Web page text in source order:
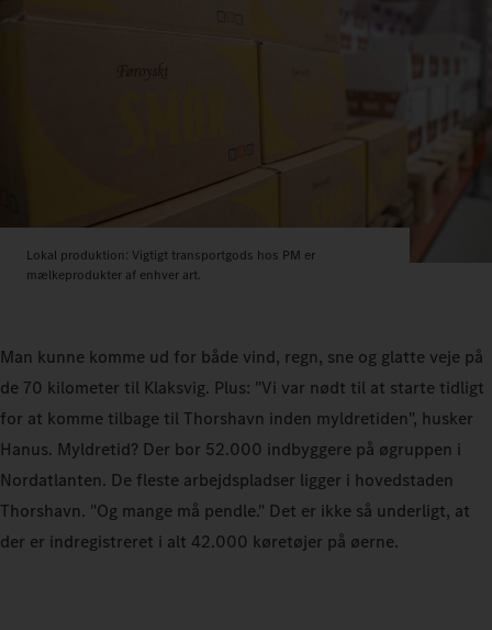
Lokal produktion: Vigtigt transportgods hos PM er
mælkeprodukter af enhver art.
Man kunne komme ud for både vind, regn, sne og glatte veje på
de 70 kilometer til Klaksvig. Plus: "Vi var nødt til at starte tidligt
for at komme tilbage til Thorshavn inden myldretiden", husker
Hanus. Myldretid? Der bor 52.000 indbyggere på øgruppen i
Nordatlanten. De fleste arbejdspladser ligger i hovedstaden
Thorshavn. "Og mange må pendle." Det er ikke så underligt, at
der er indregistreret i alt 42.000 køretøjer på øerne.